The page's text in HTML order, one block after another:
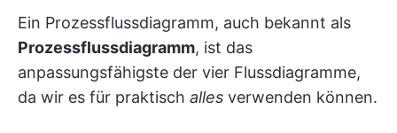
Ein Prozessflussdiagramm, auch bekannt als
Prozessflussdiagramm, ist das
anpassungsfähigste der vier Flussdiagramme,
da wir es für praktisch alles verwenden können.